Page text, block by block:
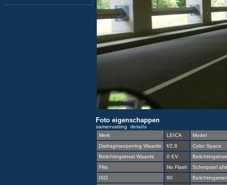
Foto eigenschappen
samenvatting details
Merk
LEICA
Model
Diafragmaopening Waarde
f/2,8
Color Space
Belichtingsinval Waarde
0 EV
Flits
No Flash
Scherpstel
ISO
80